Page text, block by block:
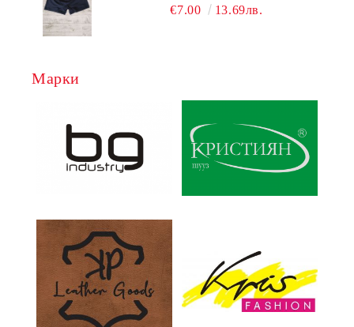
€7.00 13.69лв.
Марки